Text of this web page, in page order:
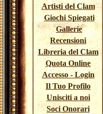
Artisti del Clam
Giochi Spiegati
Gallerie
Recensioni
Libreria del Clam
Quota Online
Accesso - Login
Il Tuo Profilo
Unisciti a noi
Soci Onorari